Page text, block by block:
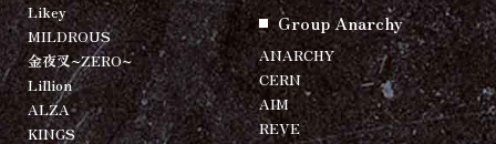
Likey
MILDROUS
金夜叉~ZERO~
Lillion
ALZA
KINGS
Group Anarchy
ANARCHY
CERN
AIM
REVE